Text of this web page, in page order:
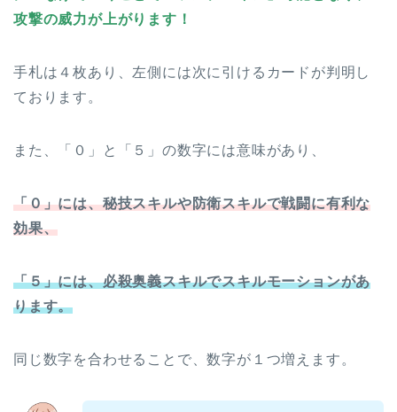
攻撃の威力が上がります！
手札は４枚あり、左側には次に引けるカードが判明し
ております。
また、「０」と「５」の数字には意味があり、
「０」には、秘技スキルや防衛スキルで戦闘に有利な
効果、
「５」には、必殺奥義スキルでスキルモーションがあ
ります。
同じ数字を合わせることで、数字が１つ増えます。